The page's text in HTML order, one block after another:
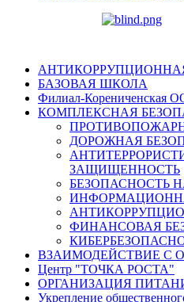
БАЗОВАЯ ШКОЛА
Филиал-Корениченская
КОМПЛЕКСНАЯ
ДОРОЖНАЯ
ЗАЩИЩЕННОСТЬ
БЕЗОПАСНОСТЬ
ФИНАНСОВАЯ
ВЗАИМОДЕЙСТВИЕ С
Центр "ТОЧКА РОСТА"
ОРГАНИЗАЦИЯ
Укрепление